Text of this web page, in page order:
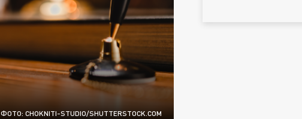
ФОТО: CHOKNITI-STUDIO/SHUTTERSTOCK.COM